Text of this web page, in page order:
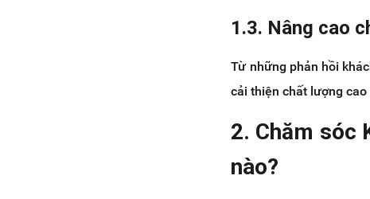
1.3. Nâng cao
Từ những phản hồi
cải thiện chất lượng
2. Chăm sóc
nào?